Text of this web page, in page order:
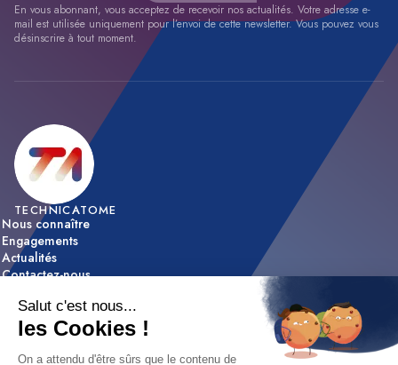
En vous abonnant, vous acceptez de recevoir nos actualités. Votre adresse e-
mail est utilisée uniquement pour l’envoi de cette newsletter. Vous pouvez vous
désinscrire à tout moment.
TECHNICATOME
Nous connaître
Engagements
Actualités
Contactez-nous
Expertise & innovation
Réalisations
NOUS REJOINDRE